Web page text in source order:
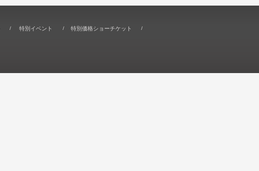
特別イベント
特別価格ショーチケット